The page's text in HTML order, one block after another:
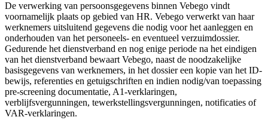
De verwerking van persoonsgegevens binnen Vebego vindt
voornamelijk plaats op gebied van HR. Vebego verwerkt van haar
werknemers uitsluitend gegevens die nodig voor het aanleggen en
onderhouden van het personeels- en eventueel verzuimdossier.
Gedurende het dienstverband en nog enige periode na het eindigen
van het dienstverband bewaart Vebego, naast de noodzakelijke
basisgegevens van werknemers, in het dossier een kopie van het ID-
bewijs, referenties en getuigschriften en indien nodig/van toepassing
pre-screening documentatie, A1-verklaringen,
verblijfsvergunningen, tewerkstellingsvergunningen, notificaties of
VAR-verklaringen.